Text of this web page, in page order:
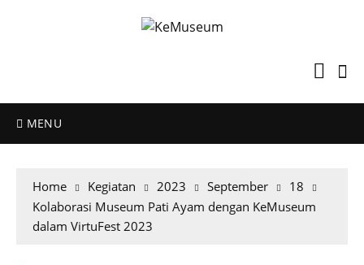
MENU
Home Kegiatan 2023 September
18
Kolaborasi Museum Pati Ayam dengan KeMuseum
dalam VirtuFest 2023